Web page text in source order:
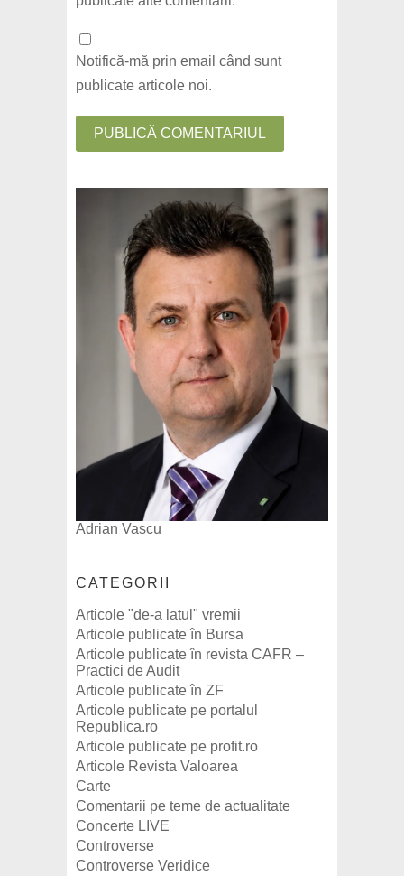
Notifică-mă prin email când sunt
publicate articole noi.
Adrian Vascu
CATEGORII
Articole "de-a latul" vremii
Articole publicate în Bursa
Articole publicate în revista CAFR –
Practici de Audit
Articole publicate în ZF
Articole publicate pe portalul
Republica.ro
Articole publicate pe profit.ro
Articole Revista Valoarea
Carte
Comentarii pe teme de actualitate
Concerte LIVE
Controverse
Controverse Veridice